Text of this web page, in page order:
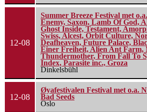
12-08
Summer Breeze Festival met
Enemy, Saxon, Lamb Of God,
Ghost Inside, Testament,
Swiss, Alcest, Orbit Culture,
Deafheaven, Future Palace,
Einer Freiheit, Alien Ant Farm,
Thundermother, From Fall To
Index, Parasite inc., Groza
Dinkelsbühl
12-08
Øyafestivalen Festival met o.a.
Bad Seeds
Oslo